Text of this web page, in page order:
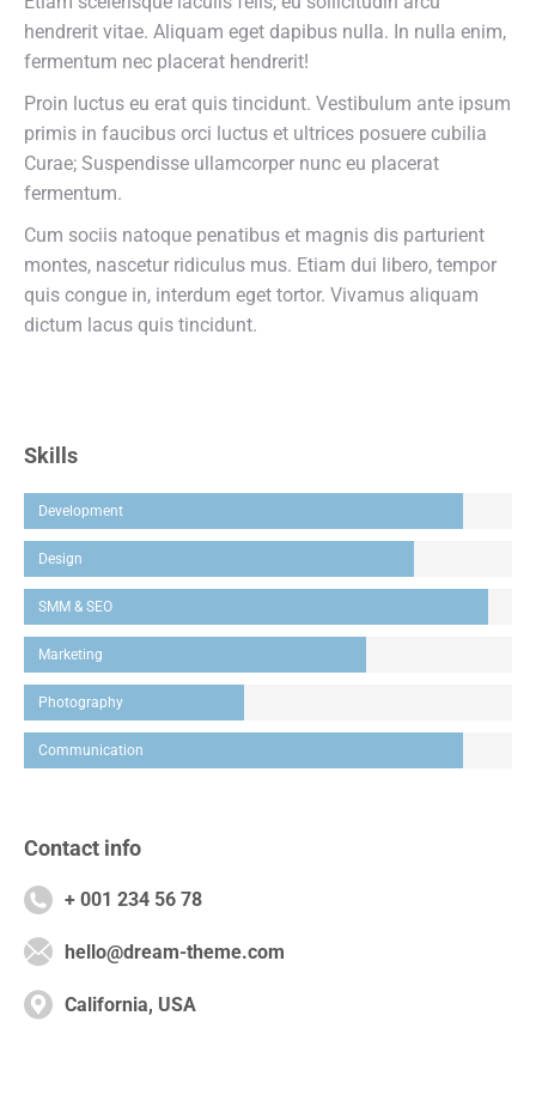
hendrerit vitae. Aliquam eget dapibus nulla. In nulla enim,
fermentum nec placerat hendrerit!
Proin luctus eu erat quis tincidunt. Vestibulum ante ipsum
primis in faucibus orci luctus et ultrices posuere cubilia
Curae; Suspendisse ullamcorper nunc eu placerat
fermentum.
Cum sociis natoque penatibus et magnis dis parturient
montes, nascetur ridiculus mus. Etiam dui libero, tempor
quis congue in, interdum eget tortor. Vivamus aliquam
dictum lacus quis tincidunt.
Skills
Development
Design
SMM & SEO
Marketing
Photography
Communication
Contact info
+ 001 234 56 78
hello@dream-theme.com
California, USA